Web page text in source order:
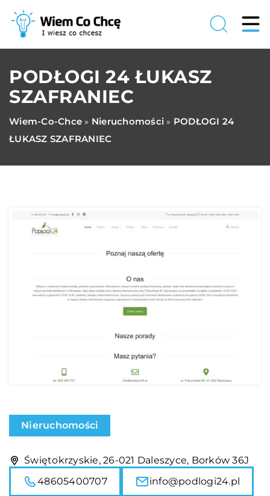
PODŁOGI 24 ŁUKASZ
SZAFRANIEC
Wiem-Co-Chce » Nieruchomości » PODŁOGI 24
ŁUKASZ SZAFRANIEC
Nieruchomości
Świętokrzyskie, 26-021 Daleszyce, Borków 36J
48605400707
info@podlogi24.pl